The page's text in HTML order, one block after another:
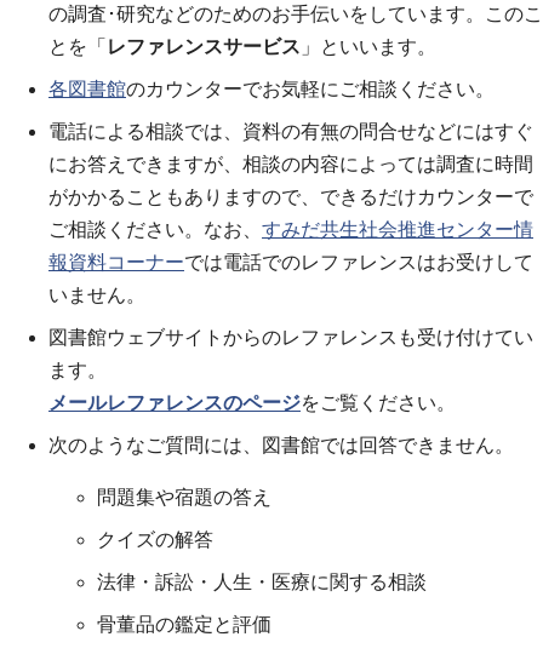
の調査･研究などのためのお手伝いをしています。このこ
とを「 レファレンスサービス 」といいます。
各図書館のカウンターでお気軽にご相談ください。
電話による相談では、資料の有無の問合せなどにはすぐ
にお答えできますが、相談の内容によっては調査に時間
がかかることもありますので、できるだけカウンターで
ご相談ください。なお、 すみだ共生社会推進センター情
報資料コーナーでは電話でのレファレンスはお受けして
いません。
図書館ウェブサイトからのレファレンスも受け付けてい
ます。
メールレファレンスのページをご覧ください。
次のようなご質問には、図書館では回答できません。
問題集や宿題の答え
クイズの解答
法律・訴訟・人生・医療に関する相談
骨董品の鑑定と評価